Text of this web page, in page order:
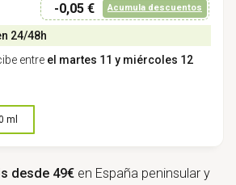
-0,05 € Acumula descuentos
24/48h
entre el martes 11 y miércoles 12
ml
ml
desde 49€ en España peninsular y